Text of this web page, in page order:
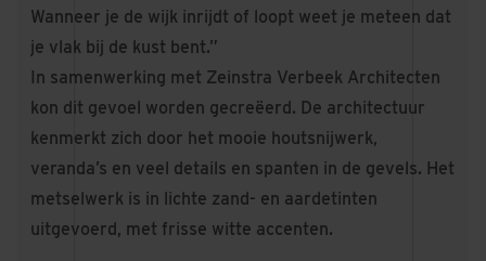
Wanneer je de wijk inrijdt of loopt weet je meteen dat
je vlak bij de kust bent.”
In samenwerking met Zeinstra Verbeek Architecten
kon dit gevoel worden gecreëerd. De architectuur
kenmerkt zich door het mooie houtsnijwerk,
veranda’s en veel details en spanten in de gevels. Het
metselwerk is in lichte zand- en aardetinten
uitgevoerd, met frisse witte accenten.